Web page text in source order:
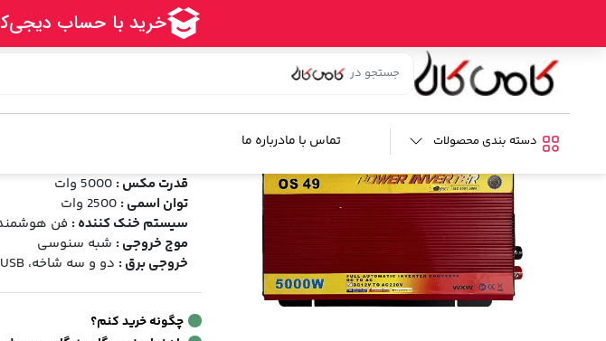
دسته بندی محصولات تماس با مادرباره ما
قدرت مکس : 5000 وات
توان اسمی : 2500 وات
سیستم خنک کننده : فن
موج خروجی : شبه سنوسی
خروجی برق : دو و سه شاخه، USB
چگونه خرید کنم؟